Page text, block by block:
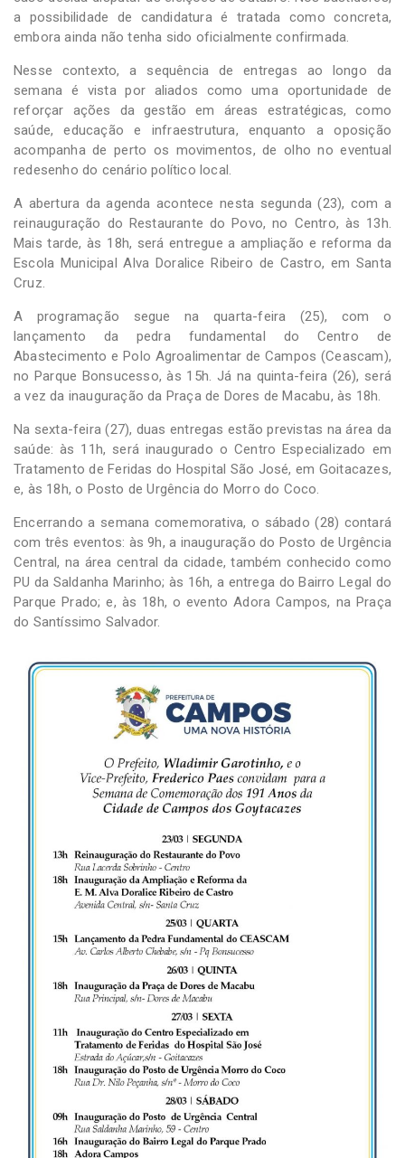
a possibilidade de candidatura é tratada como concreta,
embora ainda não tenha sido oficialmente confirmada.
Nesse contexto, a sequência de entregas ao longo da
semana é vista por aliados como uma oportunidade de
reforçar ações da gestão em áreas estratégicas, como
saúde, educação e infraestrutura, enquanto a oposição
acompanha de perto os movimentos, de olho no eventual
redesenho do cenário político local.
A abertura da agenda acontece nesta segunda (23), com a
reinauguração do Restaurante do Povo, no Centro, às 13h.
Mais tarde, às 18h, será entregue a ampliação e reforma da
Escola Municipal Alva Doralice Ribeiro de Castro, em Santa
Cruz.
A programação segue na quarta-feira (25), com o
lançamento da pedra fundamental do Centro de
Abastecimento e Polo Agroalimentar de Campos (Ceascam),
no Parque Bonsucesso, às 15h. Já na quinta-feira (26), será
a vez da inauguração da Praça de Dores de Macabu, às 18h.
Na sexta-feira (27), duas entregas estão previstas na área da
saúde: às 11h, será inaugurado o Centro Especializado em
Tratamento de Feridas do Hospital São José, em Goitacazes,
e, às 18h, o Posto de Urgência do Morro do Coco.
Encerrando a semana comemorativa, o sábado (28) contará
com três eventos: às 9h, a inauguração do Posto de Urgência
Central, na área central da cidade, também conhecido como
PU da Saldanha Marinho; às 16h, a entrega do Bairro Legal do
Parque Prado; e, às 18h, o evento Adora Campos, na Praça
do Santíssimo Salvador.